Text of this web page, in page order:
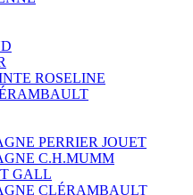
ROSELINE
PERRIER JOUET
C.H.MUMM
GALL
CLÉRAMBAULT